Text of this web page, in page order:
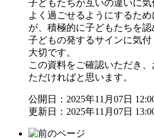
子どもたちが互いの違いに
よく過ごせるようにするた
が、積極的に子どもたちを認
子どもの発するサインに気付
大切です。
この資料をご確認いただき
ただければと思います。
公開日：2025年11月07日
更新日：2025年11月07日